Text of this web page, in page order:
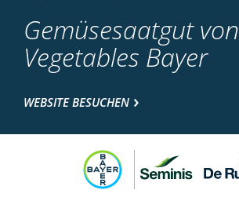
Gemüsesaatgut von
Vegetables Bayer
WEBSITE BESUCHEN